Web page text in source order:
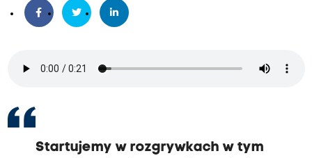
Startujemy w rozgrywkach w tym